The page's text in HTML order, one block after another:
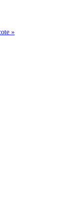
»